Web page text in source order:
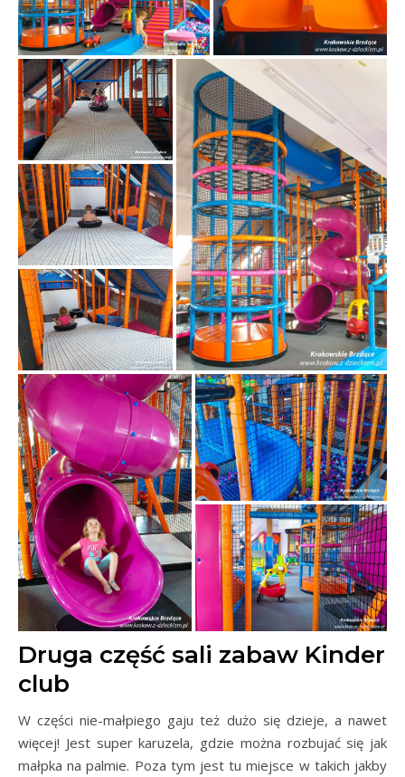
Druga część sali zabaw Kinder
club
W części nie-małpiego gaju też dużo się dzieje, a nawet
więcej! Jest super karuzela, gdzie można rozbujać się jak
małpka na palmie. Poza tym jest tu miejsce w takich jakby